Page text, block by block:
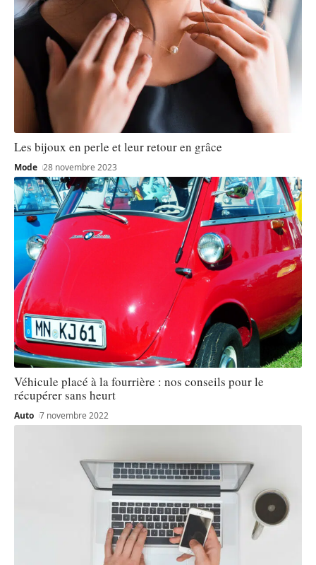
Les bijoux en perle et leur retour en grâce
Mode 28 novembre 2023
Véhicule placé à la fourrière : nos conseils pour le
récupérer sans heurt
Auto 7 novembre 2022